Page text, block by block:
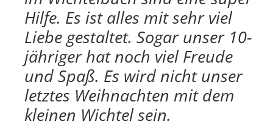
Hilfe. Es ist alles mit sehr viel
Liebe gestaltet. Sogar unser 10-
jähriger hat noch viel Freude
und Spaß. Es wird nicht unser
letztes Weihnachten mit dem
kleinen Wichtel sein.